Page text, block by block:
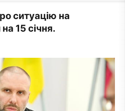
ситуацію на
15 січня.